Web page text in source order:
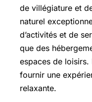
de villégiature et
naturel
d’activités et de
que des
espaces de
fournir une
relaxante.